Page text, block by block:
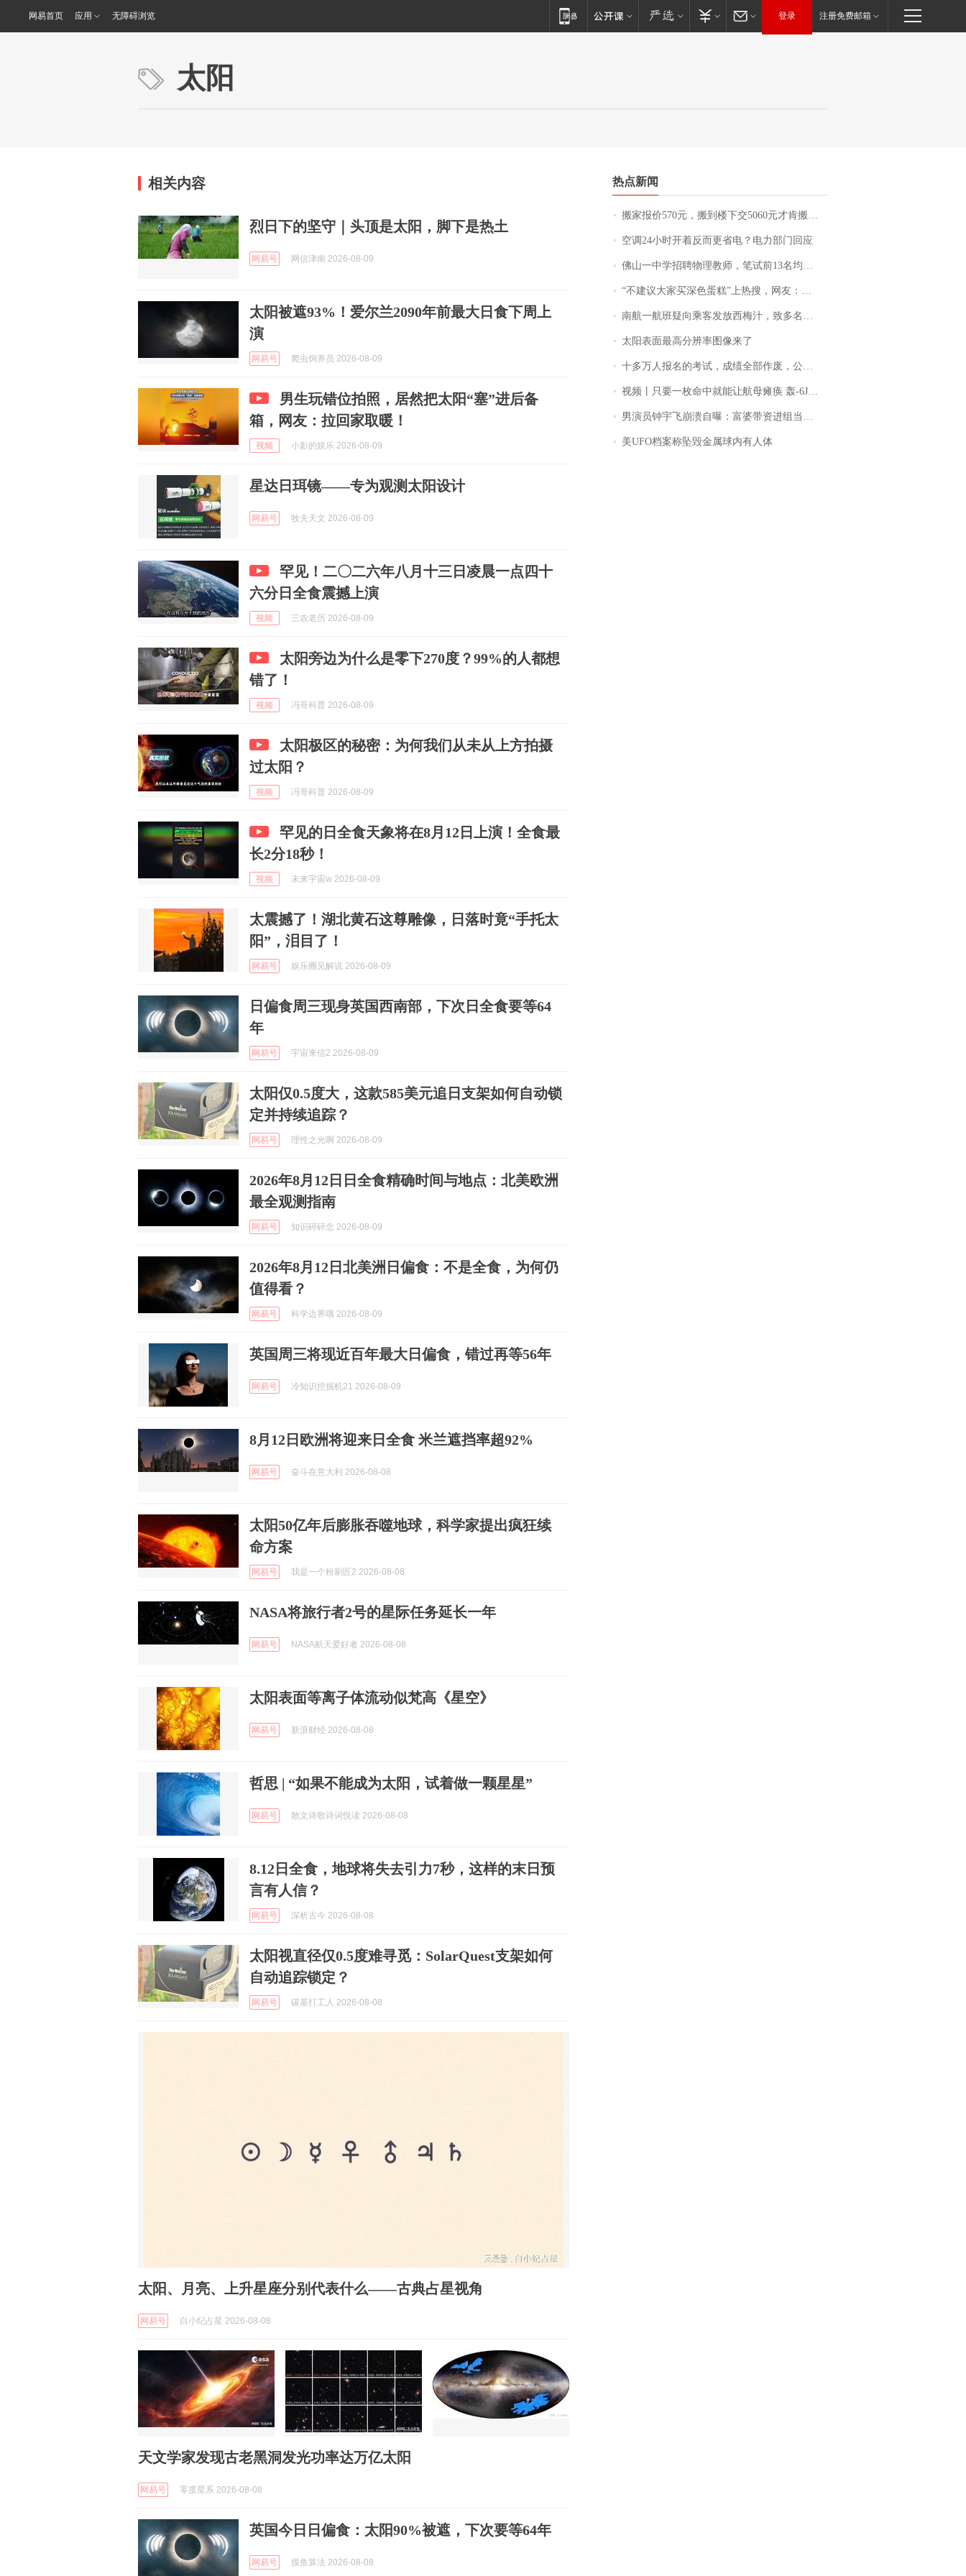
网易首页 应用 无障碍浏览 登录 注册免费邮箱
太阳
相关内容
烈日下的坚守｜头顶是太阳，脚下是热土
网易号 网信津南 2026-08-09
太阳被遮93%！爱尔兰2090年前最大日食下周上
演
网易号 爬虫饲养员 2026-08-09
男生玩错位拍照，居然把太阳“塞”进后备
箱，网友：拉回家取暖！
视频 小影的娱乐 2026-08-09
星达日珥镜——专为观测太阳设计
网易号 牧夫天文 2026-08-09
罕见！二〇二六年八月十三日凌晨一点四十
六分日全食震撼上演
视频 三农老历 2026-08-09
太阳旁边为什么是零下270度？99%的人都想
错了！
视频 冯哥科普 2026-08-09
太阳极区的秘密：为何我们从未从上方拍摄
过太阳？
视频 冯哥科普 2026-08-09
罕见的日全食天象将在8月12日上演！全食最
长2分18秒！
视频 未来宇宙w 2026-08-09
太震撼了！湖北黄石这尊雕像，日落时竟“手托太
阳”，泪目了！
网易号 娱乐圈见解说 2026-08-09
日偏食周三现身英国西南部，下次日全食要等64
年
网易号 宇宙来信2 2026-08-09
太阳仅0.5度大，这款585美元追日支架如何自动锁
定并持续追踪？
网易号 理性之光啊 2026-08-09
2026年8月12日日全食精确时间与地点：北美欧洲
最全观测指南
网易号 知识碎碎念 2026-08-09
2026年8月12日北美洲日偏食：不是全食，为何仍
值得看？
网易号 科学边界哦 2026-08-09
英国周三将现近百年最大日偏食，错过再等56年
网易号 冷知识挖掘机21 2026-08-09
8月12日欧洲将迎来日全食 米兰遮挡率超92%
网易号 奋斗在意大利 2026-08-08
太阳50亿年后膨胀吞噬地球，科学家提出疯狂续
命方案
网易号 我是一个粉刷匠2 2026-08-08
NASA将旅行者2号的星际任务延长一年
网易号 NASA航天爱好者 2026-08-08
太阳表面等离子体流动似梵高《星空》
网易号 新浪财经 2026-08-08
哲思 | “如果不能成为太阳，试着做一颗星星”
网易号 散文诗歌诗词悦读 2026-08-08
8.12日全食，地球将失去引力7秒，这样的末日预
言有人信？
网易号 深析古今 2026-08-08
太阳视直径仅0.5度难寻觅：SolarQuest支架如何
自动追踪锁定？
网易号 碳基打工人 2026-08-08
太阳、月亮、上升星座分别代表什么——古典占星视角
网易号 白小纪占星 2026-08-08
天文学家发现古老黑洞发光功率达万亿太阳
网易号 零度星系 2026-08-08
英国今日日偏食：太阳90%被遮，下次要等64年
网易号 摸鱼算法 2026-08-08
热点新闻
搬家报价570元，搬到楼下交5060元才肯搬上楼！女子傻眼了……
空调24小时开着反而更省电？电力部门回应
佛山一中学招聘物理教师，笔试前13名均遭淘汰？教育局：已叫停招聘，成立调查组全面核查
“不建议大家买深色蛋糕”上热搜，网友：天塌了！
南航一航班疑向乘客发放西梅汁，致多名乘客在飞行途中排队上厕所！乘客：机上100多人只有2个厕所；客服回应：并非每架飞机都会发放西梅汁
太阳表面最高分辨率图像来了
十多万人报名的考试，成绩全部作废，公平么？
视频丨只要一枚命中就能让航母瘫痪 轰-6J实力有多强？
男演员钟宇飞崩溃自曝：富婆带资进组当女主角，50多集短剧强加60余场吻戏......不敢得罪只能强忍
美UFO档案称坠毁金属球内有人体